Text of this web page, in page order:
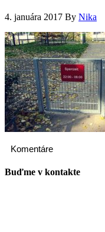
4. januára 2017 By Nika
Komentáre
Buďme v kontakte